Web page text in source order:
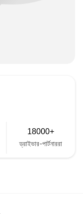
18000+
ড্রাইভার-পার্টনাররা